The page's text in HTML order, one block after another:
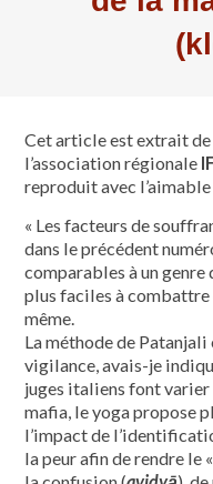
Cet article est extrait de
l’association régionale
reproduit avec
« Les facteurs de
dans le précédent
comparables à un genre
plus faciles à
même.
La méthode de
vigilance, avais-je
juges italiens font varier
mafia, le yoga propose
l’impact de
la peur afin de rendre le